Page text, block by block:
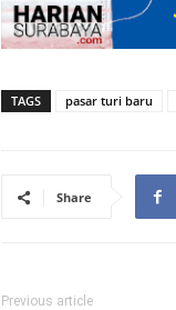
TAGS pasar turi baru
Share
Previous article